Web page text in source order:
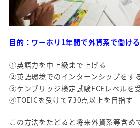
目的：ワーホリ1年間で外資系で働け
①英語力を中上級まで上げる
②英語環境でのインターンシップをす
③ケンブリッジ検定試験FCEレベルを
④TOEICを受けて730点以上を目指す
この方法をたどると将来外資系等含め